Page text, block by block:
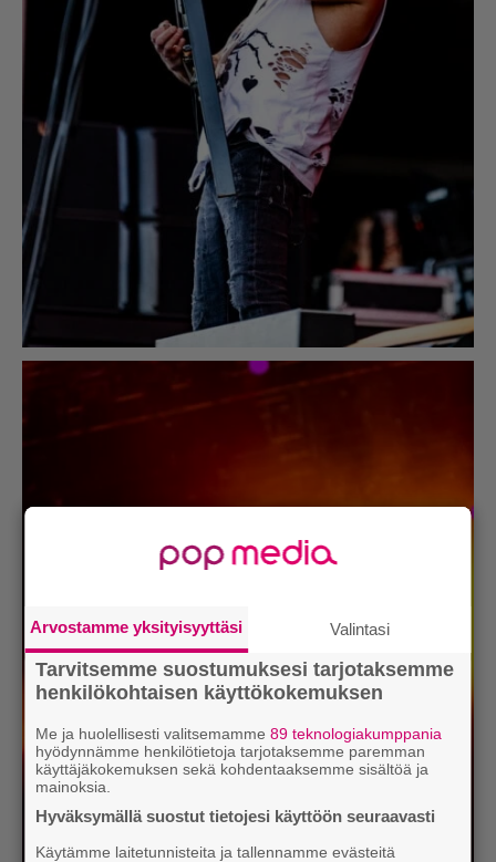
Arvostamme yksityisyyttäsi Valintasi
Tarvitsemme suostumuksesi tarjotaksemme
henkilökohtaisen käyttökokemuksen
Me ja huolellisesti valitsemamme89 teknologiakumppania
hyödynnämme henkilötietoja tarjotaksemme paremman
käyttäjäkokemuksen sekä kohdentaaksemme sisältöä ja
mainoksia.
Hyväksymällä suostut tietojesi käyttöön seuraavasti
Käytämme laitetunnisteita ja tallennamme evästeitä